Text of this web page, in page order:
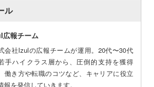
ル
広報チーム
会社Izulの広報チームが運用。20代〜30代
手ハイクラス層から、圧倒的支持を獲得
働き方や転職のコツなど、キャリアに役立
報を発信していきます。